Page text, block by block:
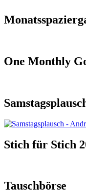
One Monthly
Stich für Stich
Tauschbörse